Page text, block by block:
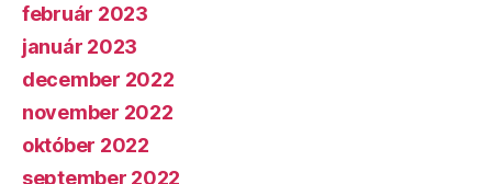
február 2023
január 2023
december 2022
november 2022
október 2022
september 2022